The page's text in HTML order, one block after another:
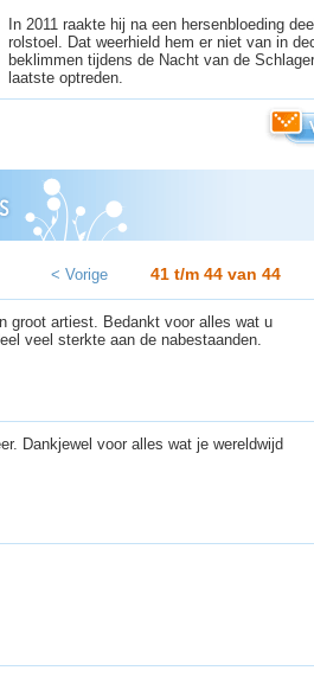
In 2011 raakte hij na een hersenbloeding
rolstoel. Dat weerhield hem er niet van in
beklimmen tijdens de Nacht van de
laatste optreden.
< Vorige 41 t/m 44 van 44
groot artiest. Bedankt voor alles wat u
veel sterkte aan de nabestaanden.
Dankjewel voor alles wat je wereldwijd